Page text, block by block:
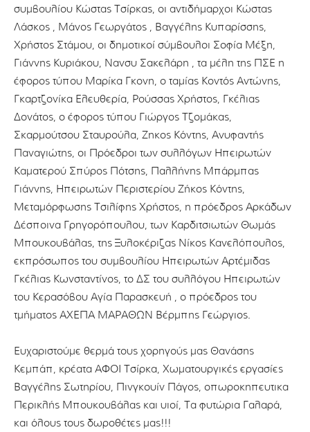
συμβουλίου Κώστας Τσίρκας, οι αντιδήμαρχοι Κώστας
Λάσκος , Μάνος Γεωργάτος , Βαγγέλης Κυπαρίσσης,
Χρήστος Στάμου, οι δημοτικοί σύμβουλοι Σοφία Μέξη,
Γιάννης Κυριάκου, Νανσυ Σακελάρη , τα μέλη της ΠΣΕ η
έφορος τύπου Μαρίκα Γκονη, ο ταμίας Κοντός Αντώνης,
Γκαρτζονίκα Ελευθερία, Ρούσσας Χρήστος, Γκέλιας
Δονάτος, ο έφορος τύπου Γιώργος Τζομάκας,
Σκαρμούτσου Σταυρούλα, Ζηκος Κόντης, Ανυφαντής
Παναγιώτης, οι Πρόεδροι των συλλόγων Ηπειρωτών
Καματερού Σπύρος Πότσης, Παλλήνης Μπάρμπας
Γιάννης, Ηπειρωτών Περιστερίου Ζήκος Κόντης,
Μεταμόρφωσης Τσιλίφης Χρήστος, η πρόεδρος Αρκάδων
Δέσποινα Γρηγορόπουλου, των Καρδιτσιωτών Θωμάς
Μπουκουβάλας, της Ξυλοκέριζας Νίκος Κανελόπουλος,
εκπρόσωπος του συμβουλίου Ηπειρωτών Αρτέμιδας
Γκέλιας Κωνσταντίνος, το ΔΣ του συλλόγου Ηπειρωτών
του Κερασόβου Αγία Παρασκευή , ο πρόεδρος του
τμήματος ΑΧΕΠΑ ΜΑΡΑΘΩΝ Βέρμπης Γεώργιος.
Ευχαριστούμε θερμά τους χορηγούς μας Θανάσης
Κεμπάπ, κρέατα ΑΦΟΙ Τσίρκα, Χωματουργικές εργασίες
Βαγγέλης Σωτηρίου, Πινγκουίν Πάγος, οπωροκηπευτικα
Περικλής Μπουκουβάλας και υιοί, Τα φυτώρια Γαλαρά,
και όλους τους δωροθέτες μας!!!